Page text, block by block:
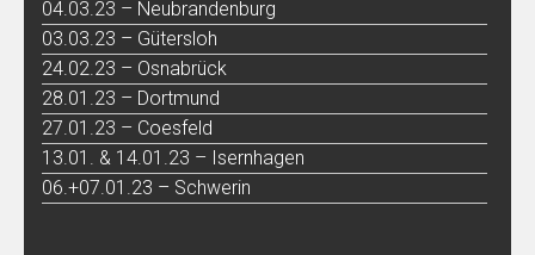
04.03.23 – Neubrandenburg
03.03.23 – Gütersloh
24.02.23 – Osnabrück
28.01.23 – Dortmund
27.01.23 – Coesfeld
13.01. & 14.01.23 – Isernhagen
06.+07.01.23 – Schwerin